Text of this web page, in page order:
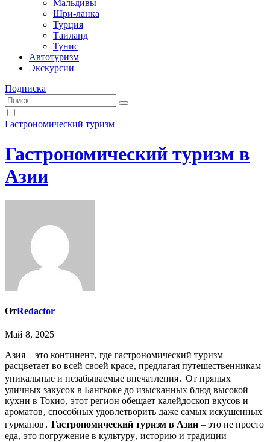
Мальдивы
Шри-ланка
Турция
Таиланд
Тунис
Автотуризм
Экскурсии
Подписка
Гастрономический туризм
Гастрономический туризм в
Азии
ОтRedactor
Май 8, 2025
Азия – это континент‚ где гастрономический туризм
расцветает во всей своей красе‚ предлагая путешественникам
уникальные и незабываемые впечатления․ От пряных
уличных закусок в Бангкоке до изысканных блюд высокой
кухни в Токио‚ этот регион обещает калейдоскоп вкусов и
ароматов‚ способных удовлетворить даже самых искушенных
гурманов․ Гастрономический туризм в Азии – это не просто
еда‚ это погружение в культуру‚ историю и традиции